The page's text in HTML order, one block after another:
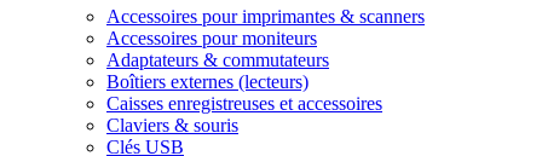
Accessoires pour imprimantes & scanners
Accessoires pour moniteurs
Adaptateurs & commutateurs
Boîtiers externes (lecteurs)
Caisses enregistreuses et accessoires
Claviers & souris
Clés USB